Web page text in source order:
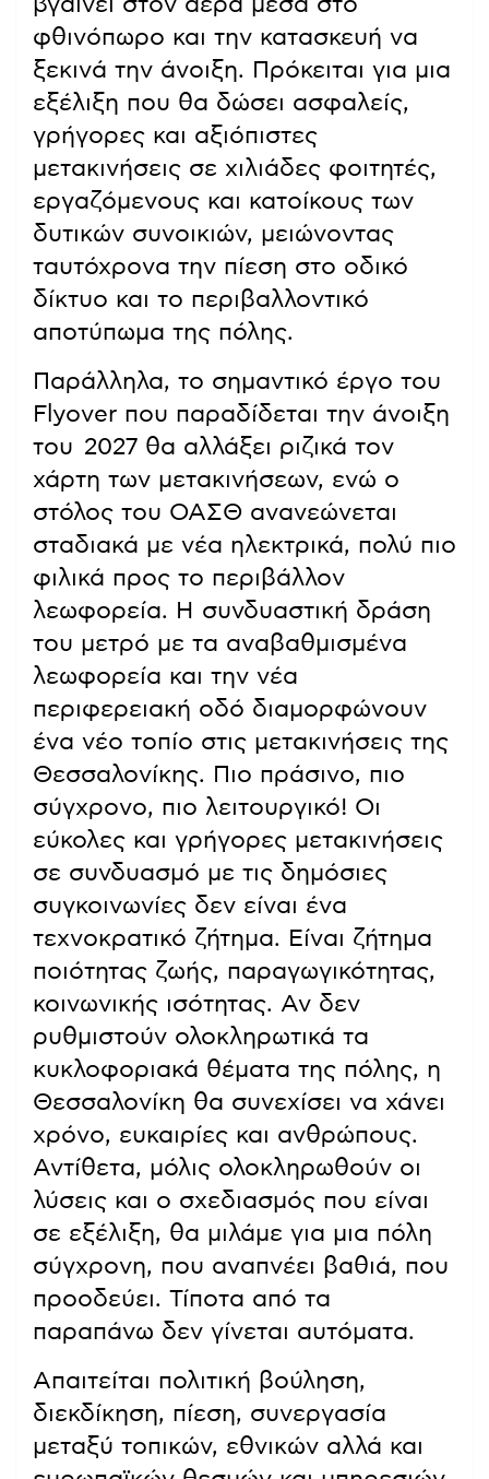
φθινόπωρο και την κατασκευή να
ξεκινά την άνοιξη. Πρόκειται για μια
εξέλιξη που θα δώσει ασφαλείς,
γρήγορες και αξιόπιστες
μετακινήσεις σε χιλιάδες φοιτητές,
εργαζόμενους και κατοίκους των
δυτικών συνοικιών, μειώνοντας
ταυτόχρονα την πίεση στο οδικό
δίκτυο και το περιβαλλοντικό
αποτύπωμα της πόλης.
Παράλληλα, το σημαντικό έργο του
Flyover που παραδίδεται την άνοιξη
του 2027 θα αλλάξει ριζικά τον
χάρτη των μετακινήσεων, ενώ ο
στόλος του ΟΑΣΘ ανανεώνεται
σταδιακά με νέα ηλεκτρικά, πολύ πιο
φιλικά προς το περιβάλλον
λεωφορεία. Η συνδυαστική δράση
του μετρό με τα αναβαθμισμένα
λεωφορεία και την νέα
περιφερειακή οδό διαμορφώνουν
ένα νέο τοπίο στις μετακινήσεις της
Θεσσαλονίκης. Πιο πράσινο, πιο
σύγχρονο, πιο λειτουργικό! Οι
εύκολες και γρήγορες μετακινήσεις
σε συνδυασμό με τις δημόσιες
συγκοινωνίες δεν είναι ένα
τεχνοκρατικό ζήτημα. Είναι ζήτημα
ποιότητας ζωής, παραγωγικότητας,
κοινωνικής ισότητας. Αν δεν
ρυθμιστούν ολοκληρωτικά τα
κυκλοφοριακά θέματα της πόλης, η
Θεσσαλονίκη θα συνεχίσει να χάνει
χρόνο, ευκαιρίες και ανθρώπους.
Αντίθετα, μόλις ολοκληρωθούν οι
λύσεις και ο σχεδιασμός που είναι
σε εξέλιξη, θα μιλάμε για μια πόλη
σύγχρονη, που αναπνέει βαθιά, που
προοδεύει. Τίποτα από τα
παραπάνω δεν γίνεται αυτόματα.
Απαιτείται πολιτική βούληση,
διεκδίκηση, πίεση, συνεργασία
μεταξύ τοπικών, εθνικών αλλά και